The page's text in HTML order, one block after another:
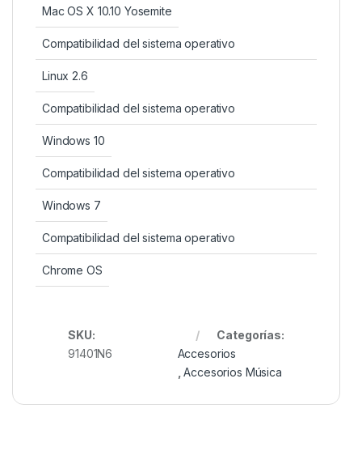
Mac OS X 10.10 Yosemite
Compatibilidad del sistema operativo
Linux 2.6
Compatibilidad del sistema operativo
Windows 10
Compatibilidad del sistema operativo
Windows 7
Compatibilidad del sistema operativo
Chrome OS
SKU:
91401N6
Categorías:
Accesorios
,Accesorios Música